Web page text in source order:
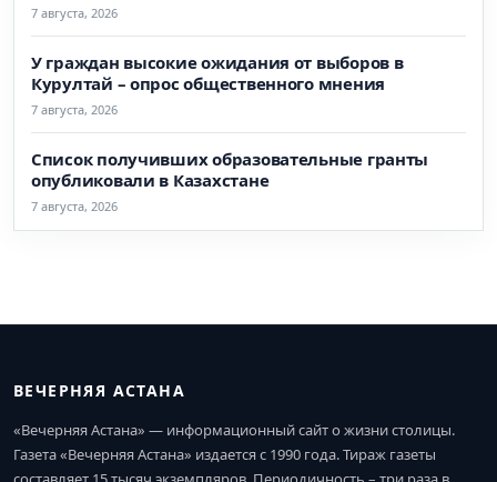
7 августа, 2026
У граждан высокие ожидания от выборов в
Курултай – опрос общественного мнения
7 августа, 2026
Список получивших образовательные гранты
опубликовали в Казахстане
7 августа, 2026
ВЕЧЕРНЯЯ АСТАНА
«Вечерняя Астана» — информационный сайт о жизни столицы.
Газета «Вечерняя Астана» издается с 1990 года. Тираж газеты